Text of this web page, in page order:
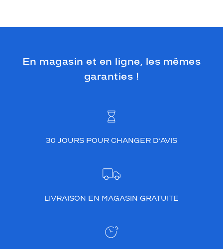
En magasin et en ligne, les mêmes
garanties !
30 JOURS POUR CHANGER D’AVIS
LIVRAISON EN MAGASIN GRATUITE